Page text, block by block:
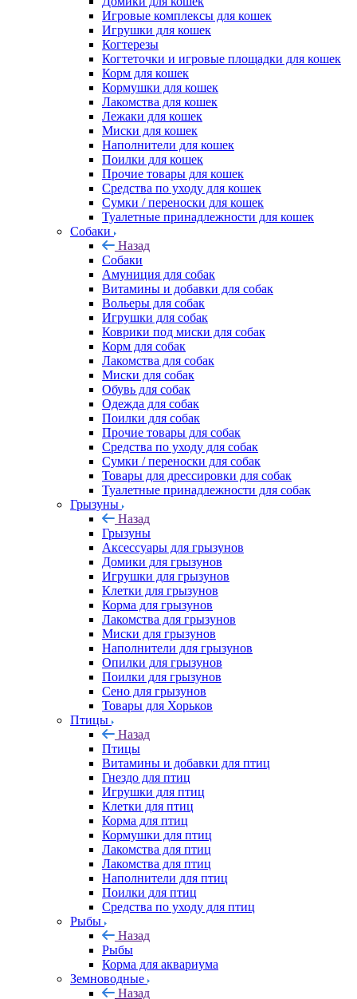
Игровые комплексы для кошек
Игрушки для кошек
Когтерезы
Когтеточки и игровые площадки для кошек
Корм для кошек
Кормушки для кошек
Лакомства для кошек
Лежаки для кошек
Миски для кошек
Наполнители для кошек
Поилки для кошек
Прочие товары для кошек
Средства по уходу для кошек
Сумки / переноски для кошек
Туалетные принадлежности для кошек
Собаки
Назад
Собаки
Амуниция для собак
Витамины и добавки для собак
Вольеры для собак
Игрушки для собак
Коврики под миски для собак
Корм для собак
Лакомства для собак
Миски для собак
Обувь для собак
Одежда для собак
Поилки для собак
Прочие товары для собак
Средства по уходу для собак
Сумки / переноски для собак
Товары для дрессировки для собак
Туалетные принадлежности для собак
Грызуны
Назад
Грызуны
Аксессуары для грызунов
Домики для грызунов
Игрушки для грызунов
Клетки для грызунов
Корма для грызунов
Лакомства для грызунов
Миски для грызунов
Наполнители для грызунов
Опилки для грызунов
Поилки для грызунов
Сено для грызунов
Товары для Хорьков
Птицы
Назад
Птицы
Витамины и добавки для птиц
Гнездо для птиц
Игрушки для птиц
Клетки для птиц
Корма для птиц
Кормушки для птиц
Лакомства для птиц
Лакомства для птиц
Наполнители для птиц
Поилки для птиц
Средства по уходу для птиц
Рыбы
Назад
Рыбы
Корма для аквариума
Земноводные
Назад